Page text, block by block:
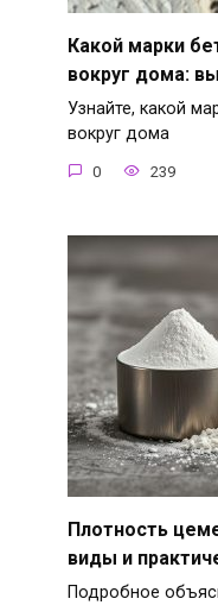
Какой марки
вокруг дома:
Узнайте, какой
вокруг дома
0 239
Плотность
виды и
Подробное